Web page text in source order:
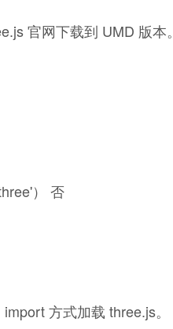
官网下载到 UMD 版本。
） 否
方式加载 three.js。